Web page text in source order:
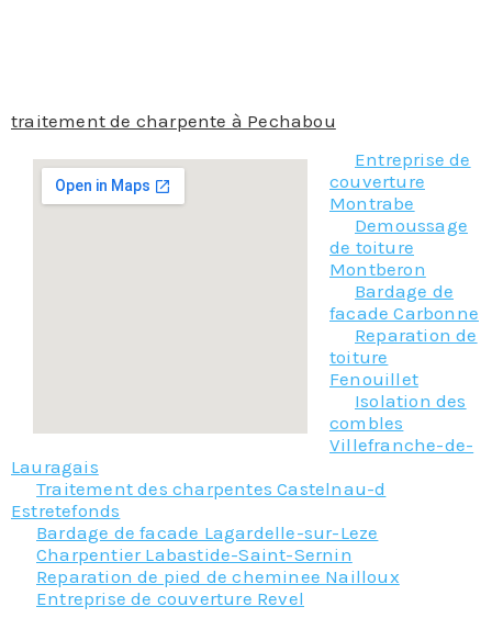
traitement de charpente à Pechabou
Entreprise de
couverture
Montrabe
Demoussage
de toiture
Montberon
Bardage de
facade Carbonne
Reparation de
toiture
Fenouillet
Isolation des
combles
Villefranche-de-
Lauragais
Traitement des charpentes Castelnau-d
Estretefonds
Bardage de facade Lagardelle-sur-Leze
Charpentier Labastide-Saint-Sernin
Reparation de pied de cheminee Nailloux
Entreprise de couverture Revel